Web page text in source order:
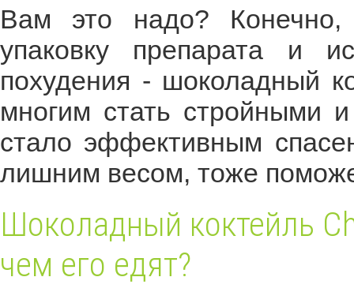
Вам это надо? Конечно,
упаковку препарата и
похудения - шоколадный
многим стать стройными
стало эффективным
лишним весом, тоже
Шоколадный коктейль
чем его едят?